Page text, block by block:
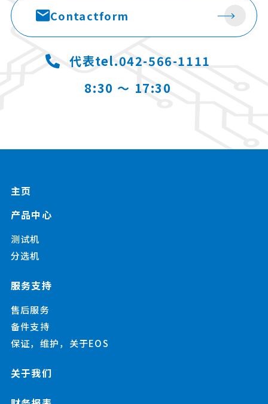
Contactform
代表tel.042-566-1111
8:30 ～ 17:30
主页
产品中心
测试机
分选机
服务支持
售后服务
备件支持
保证，维护，关于EOS
关于我们